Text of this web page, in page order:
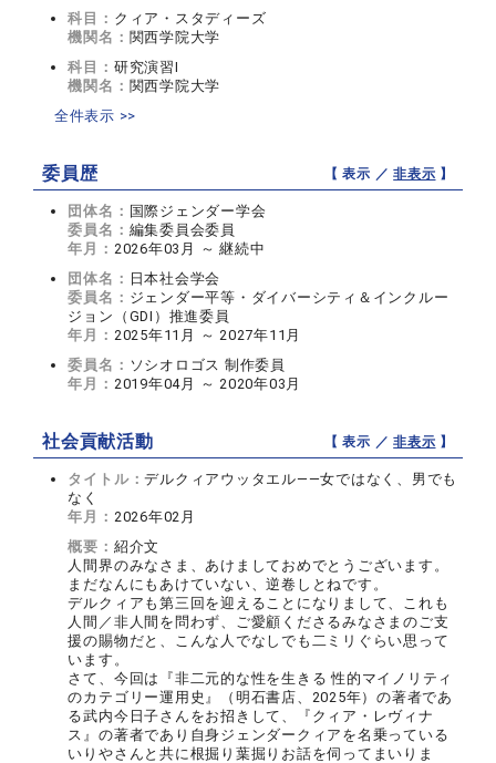
科目： クィア・スタディーズ
機関名： 関西学院大学
科目： 研究演習Ⅰ
機関名： 関西学院大学
全件表示 >>
委員歴 【 表示 ／非表示 】
団体名： 国際ジェンダー学会
委員名： 編集委員会委員
年月： 2026年03月 ～ 継続中
団体名： 日本社会学会
委員名： ジェンダー平等・ダイバーシティ＆インクルー
ジョン（GDI）推進委員
年月： 2025年11月 ～ 2027年11月
委員名： ソシオロゴス 制作委員
年月： 2019年04月 ～ 2020年03月
社会貢献活動 【 表示 ／非表示 】
タイトル：デルクィアウッタエル——女ではなく、男でも
なく
年月： 2026年02月
概要： 紹介文
人間界のみなさま、あけましておめでとうございます。
まだなんにもあけていない、逆卷しとねです。
デルクィアも第三回を迎えることになりまして、これも
人間／非人間を問わず、ご愛顧くださるみなさまのご支
援の賜物だと、こんな人でなしでも二ミリぐらい思って
います。
さて、今回は『非二元的な性を生きる 性的マイノリティ
のカテゴリー運用史』（明石書店、2025年）の著者であ
る武内今日子さんをお招きして、『クィア・レヴィナ
ス』の著者であり自身ジェンダークィアを名乗っている
いりやさんと共に根掘り葉掘りお話を伺ってまいりま